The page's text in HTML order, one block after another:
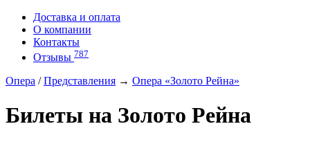
Доставка и оплата
О компании
Контакты
Отзывы 787
Опера /Представления → Опера «Золото Рейна»
Билеты на Золото Рейна